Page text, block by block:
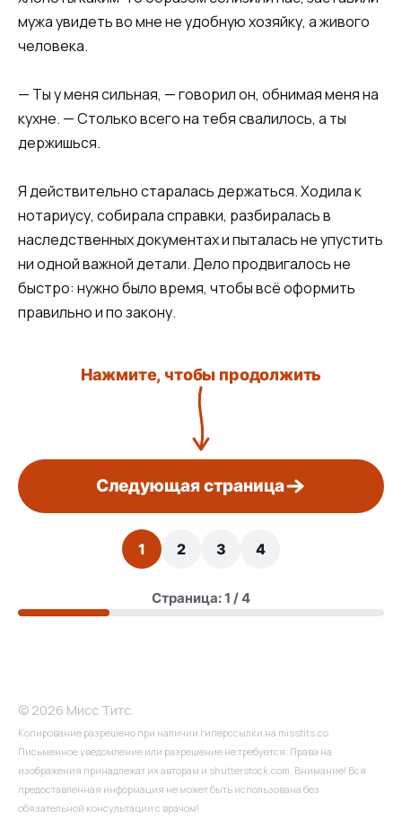
мужа увидеть во мне не удобную хозяйку, а живого
человека.
— Ты у меня сильная, — говорил он, обнимая меня на
кухне. — Столько всего на тебя свалилось, а ты
держишься.
Я действительно старалась держаться. Ходила к
нотариусу, собирала справки, разбиралась в
наследственных документах и пыталась не упустить
ни одной важной детали. Дело продвигалось не
быстро: нужно было время, чтобы всё оформить
правильно и по закону.
Нажмите, чтобы продолжить
Следующая страница
1 2 3 4
Страница: 1 / 4
© 2026 Мисс Титс.
Копирование разрешено при наличии гиперссылки на misstits.co.
Письменное уведомление или разрешение не требуется. Права на
изображения принадлежат их авторам и shutterstock.com. Внимание! Вся
предоставленная информация не может быть использована без
обязательной консультации с врачом!